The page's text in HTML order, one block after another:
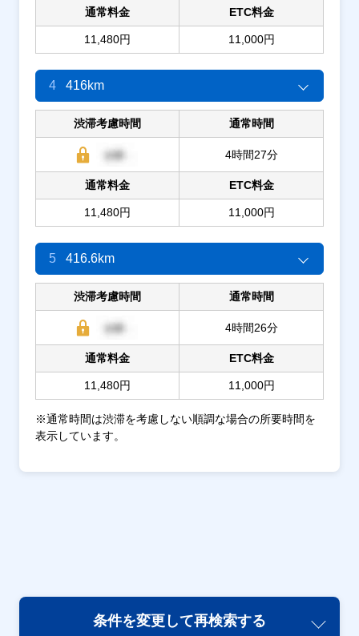
通常料金
11,480円
ETC料金
11,000円
4 416km
渋滞考慮時間 通常時間
4時間27分
通常料金
11,480円
ETC料金
11,000円
5 416.6km
渋滞考慮時間 通常時間
4時間26分
通常料金
11,480円
ETC料金
11,000円
※通常時間は渋滞を考慮しない順調な場合の所要時間を
表示しています。
条件を変更して再検索する